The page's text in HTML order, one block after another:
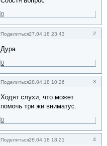
0
Поделиться 2
27.04.18 23:43
Дура
0
Поделиться 3
28.04.18 10:26
Ходят слухи, что может
помочь три жи вниматус.
0
Поделиться 4
28.04.18 18:21